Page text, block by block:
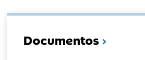
Documentos